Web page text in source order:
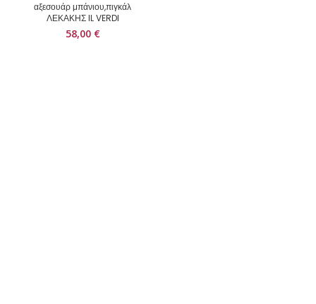
αξεσουάρ μπάνιου,πιγκάλ
ΛΕΚΑΚΗΣ IL VERDI
58,00 €